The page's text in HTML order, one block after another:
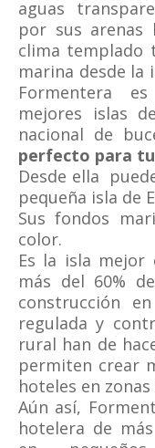
aguas
por sus arenas
clima templado
marina desde la
Formentera
mejores islas
nacional de
perfecto para tu
Desde ella
pequeña isla de
Sus fondos
color.
Es la isla mejor
más del 60%
construcción
regulada y
rural han de
permiten crear
hoteles en
Aún así,
hotelera de